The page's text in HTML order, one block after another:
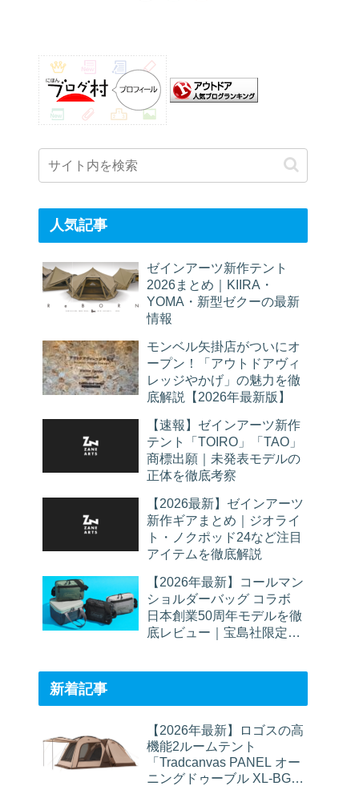
人気記事
ゼインアーツ新作テント
2026まとめ｜KIIRA・
YOMA・新型ゼクーの最新
情報
モンベル矢掛店がついにオ
ープン！「アウトドアヴィ
レッジやかげ」の魅力を徹
底解説【2026年最新版】
【速報】ゼインアーツ新作
テント「TOIRO」「TAO」
商標出願｜未発表モデルの
正体を徹底考察
【2026最新】ゼインアーツ
新作ギアまとめ｜ジオライ
ト・ノクポッド24など注目
アイテムを徹底解説
【2026年最新】コールマン
ショルダーバッグ コラボ
日本創業50周年モデルを徹
底レビュー｜宝島社限定バ
新着記事
【2026年最新】ロゴスの高
機能2ルームテント
「Tradcanvas PANEL オー
ニングドゥーブル XL-BG」